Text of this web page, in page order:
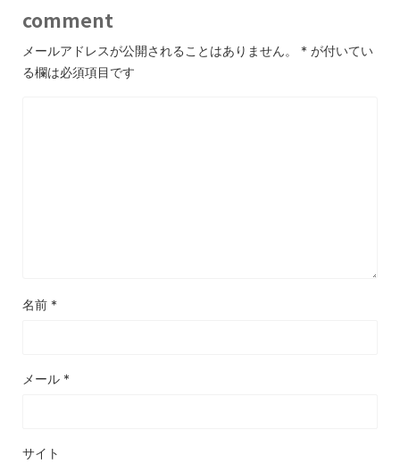
comment
メールアドレスが公開されることはありません。 * が付いてい
る欄は必須項目です
名前 *
メール *
サイト